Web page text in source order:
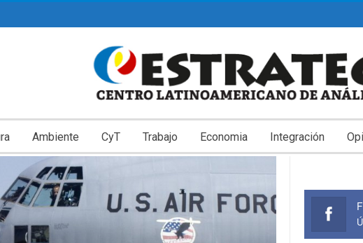
Ambiente CyT Trabajo Economia Integración